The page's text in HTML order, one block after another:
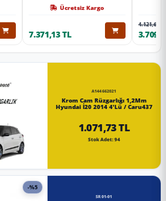
Ücretsiz Kargo
7.371,13 TL
4.121,65 TL
A144662021
Krom Cam Rüzgarlığı 1,2Mm
Hyundai İ20 2014 4'Lü / Caru437
1.071,73 TL
Stok Adet: 94
-%5
SR01-01